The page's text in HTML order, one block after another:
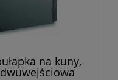
na kuny,